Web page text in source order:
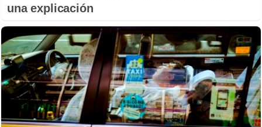
una explicación